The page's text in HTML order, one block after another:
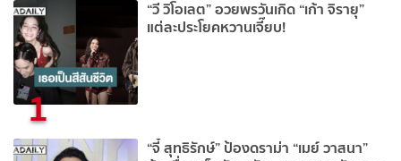
1
“วี วิโอเลต” อวยพรวันเกิด “เก้า จิรายุ”
แต่ละประโยคหวานเจี๊ยบ!
“จี๋ สุทธิรักษ์” ป้องดราม่า “เมย์ วาสนา”